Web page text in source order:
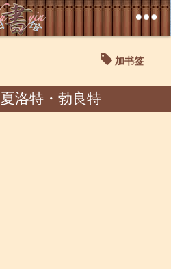
加书签
洛特・勃良特